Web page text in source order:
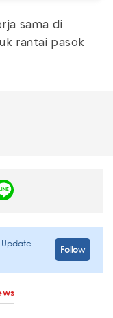
sama di
rantai pasok
Follow